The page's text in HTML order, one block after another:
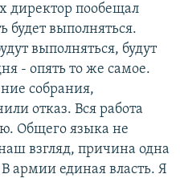
директор пообещал
будет выполняться.
выполняться, будут
- опять то же самое.
собрания,
отказ. Вся работа
Общего языка не
взгляд, причина одна
армии единая власть. Я